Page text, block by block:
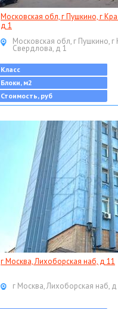
Московская обл, г Пушкино, г
д 1
Московская обл, г Пушкино, г
Свердлова, д 1
Класс
Блоки, м2
Стоимость, руб
г Москва, Лихоборская наб, д 11
г Москва, Лихоборская наб,